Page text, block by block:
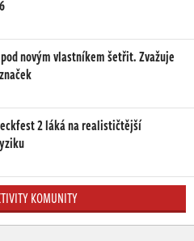
pod novým vlastníkem šetřit. Zvažuje
2 láká na realističtější
KOMUNITY